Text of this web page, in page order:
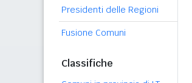
Presidenti delle Regioni
Fusione Comuni
Classifiche